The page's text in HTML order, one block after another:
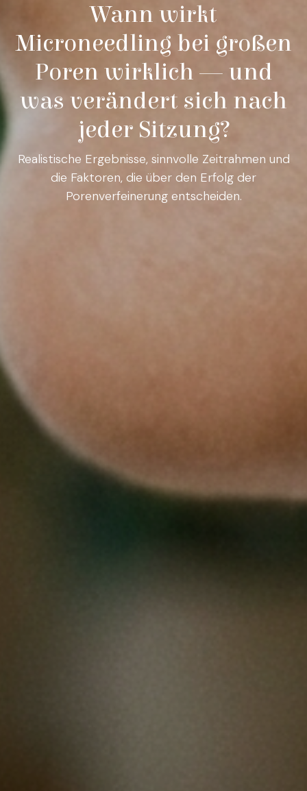
Wann wirkt
Microneedling bei großen
Poren wirklich — und
was verändert sich nach
jeder Sitzung?
Realistische Ergebnisse, sinnvolle Zeitrahmen und
die Faktoren, die über den Erfolg der
Porenverfeinerung entscheiden.